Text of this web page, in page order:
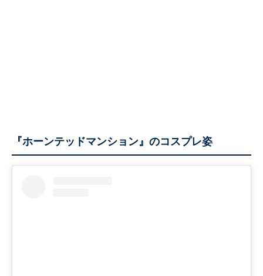
『ホーンテッドマンション』のコスプレ姿